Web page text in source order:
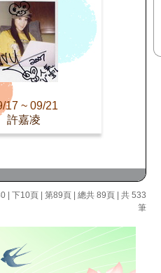
17 ~ 09/21
許嘉凌
下10頁 第89頁 | 總共 89頁 | 共 533
筆